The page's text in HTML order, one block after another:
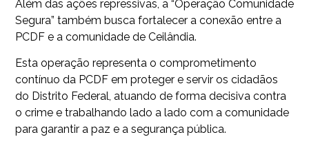
Além das ações repressivas, a “Operação Comunidade
Segura” também busca fortalecer a conexão entre a
PCDF e a comunidade de Ceilândia.
Esta operação representa o comprometimento
contínuo da PCDF em proteger e servir os cidadãos
do Distrito Federal, atuando de forma decisiva contra
o crime e trabalhando lado a lado com a comunidade
para garantir a paz e a segurança pública.